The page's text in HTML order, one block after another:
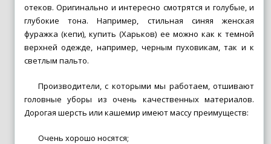
отеков. Оригинально и интересно смотрятся и голубые, и
глубокие тона. Например, стильная синяя женская
фуражка (кепи), купить (Харьков) ее можно как к темной
верхней одежде, например, черным пуховикам, так и к
светлым пальто.
Производители, с которыми мы работаем, отшивают
головные уборы из очень качественных материалов.
Дорогая шерсть или кашемир имеют массу преимуществ:
Очень хорошо носятся;